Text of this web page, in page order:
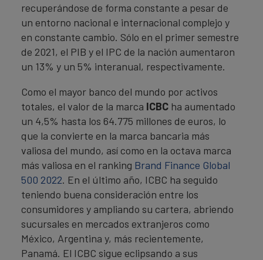
recuperándose de forma constante a pesar de
un entorno nacional e internacional complejo y
en constante cambio. Sólo en el primer semestre
de 2021, el PIB y el IPC de la nación aumentaron
un 13% y un 5% interanual, respectivamente.
Como el mayor banco del mundo por activos
totales, el valor de la marca ICBC ha aumentado
un 4,5% hasta los 64.775 millones de euros, lo
que la convierte en la marca bancaria más
valiosa del mundo, así como en la octava marca
más valiosa en el ranking Brand Finance Global
500 2022. En el último año, ICBC ha seguido
teniendo buena consideración entre los
consumidores y ampliando su cartera, abriendo
sucursales en mercados extranjeros como
México, Argentina y, más recientemente,
Panamá. El ICBC sigue eclipsando a sus